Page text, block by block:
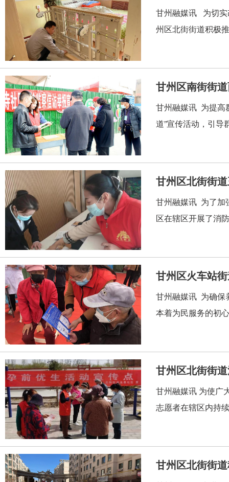
甘州融媒讯 为切实
州区北街街道积极
甘州区南街街
甘州融媒讯 为提高
道”宣传活动，引
甘州区北街街
甘州融媒讯 为了加
区在辖区开展了消
甘州区火车站
甘州融媒讯 为确保
本着为民服务的初
甘州区北街街
甘州融媒讯 为使广
志愿者在辖区内持
甘州区北街街